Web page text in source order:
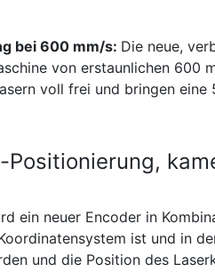
bei 600 mm/s: Die neue,
von erstaunlichen 600
voll frei und bringen
Positionierung,
ein neuer Encoder in
ist und in
und die Position des